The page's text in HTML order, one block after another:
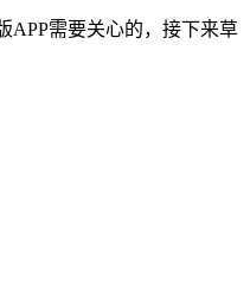
需要关心的，接下来草